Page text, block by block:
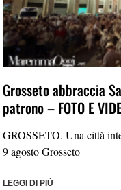
Grosseto abbraccia
patrono – FOTO E
GROSSETO. Una città
9 agosto Grosseto
LEGGI DI PIÙ